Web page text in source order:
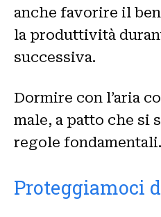
anche favorire il
la produttività
successiva.
Dormire con l’aria
male, a patto che si
regole fondamentali.
Proteggiamoci